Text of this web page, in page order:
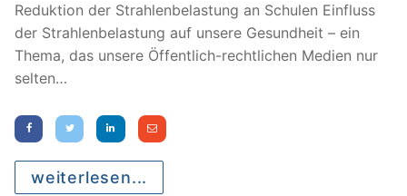
Reduktion der Strahlenbelastung an Schulen Einfluss
der Strahlenbelastung auf unsere Gesundheit – ein
Thema, das unsere Öffentlich-rechtlichen Medien nur
selten…
weiterlesen...